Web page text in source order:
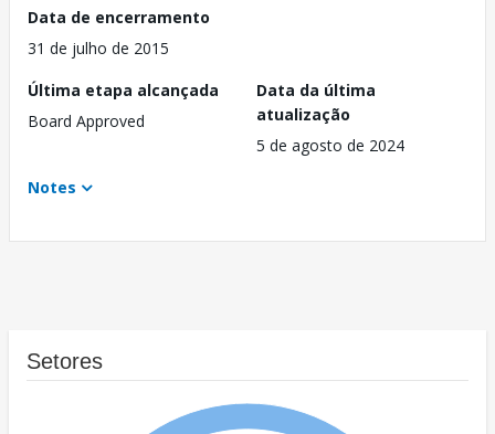
Data de encerramento
31 de julho de 2015
Última etapa alcançada
Board Approved
Data da última
atualização
5 de agosto de 2024
Notes
Setores